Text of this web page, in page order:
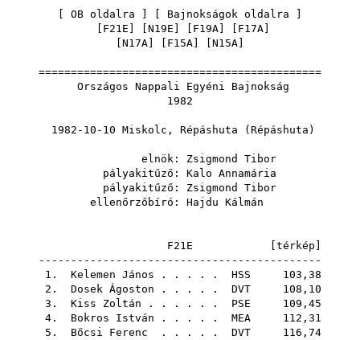
OB oldalra Bajnokságok oldalra
F21E N19E F19A F17A
N17A F15A N15A
============================================
Országos Nappali Egyéni Bajnokság
1982
1982-10-10 Miskolc, Répáshuta (Répáshuta)
elnök: Zsigmond Tibor
pályakitűző: Kalo Annamária
pályakitűző: Zsigmond Tibor
ellenőrzőbíró: Hajdu Kálmán
F21E [ térkép
--------------------------------------------
1. Kelemen János . . . . . HSS 103,38
2. Dosek Ágoston . . . . . DVT 108,10
3. Kiss Zoltán . . . . . . PSE 109,45
4. Bokros István . . . . . MEA 112,31
5. Bőcsi Ferenc . . . . . DVT 116,74